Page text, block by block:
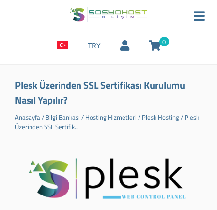
TRY 0
Plesk Üzerinden SSL Sertifikası Kurulumu
Nasıl Yapılır?
Anasayfa/ Bilgi Bankası / Hosting Hizmetleri / Plesk Hosting/ Plesk
Üzerinden SSL Sertifik...